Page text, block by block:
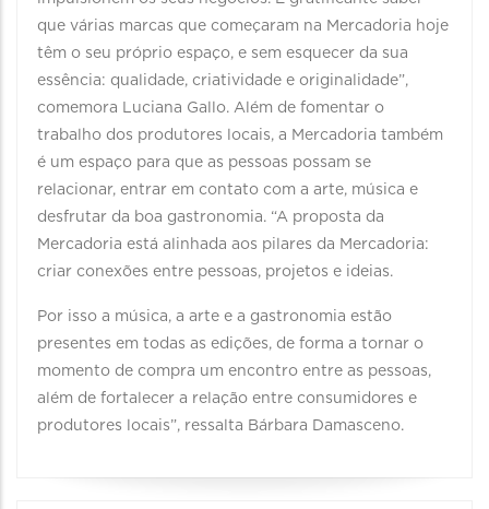
que várias marcas que começaram na Mercadoria hoje
têm o seu próprio espaço, e sem esquecer da sua
essência: qualidade, criatividade e originalidade”,
comemora Luciana Gallo. Além de fomentar o
trabalho dos produtores locais, a Mercadoria também
é um espaço para que as pessoas possam se
relacionar, entrar em contato com a arte, música e
desfrutar da boa gastronomia. “A proposta da
Mercadoria está alinhada aos pilares da Mercadoria:
criar conexões entre pessoas, projetos e ideias.
Por isso a música, a arte e a gastronomia estão
presentes em todas as edições, de forma a tornar o
momento de compra um encontro entre as pessoas,
além de fortalecer a relação entre consumidores e
produtores locais”, ressalta Bárbara Damasceno.